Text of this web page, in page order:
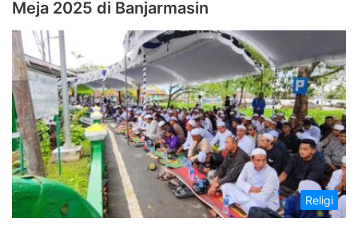
Meja 2025 di Banjarmasin
Religi